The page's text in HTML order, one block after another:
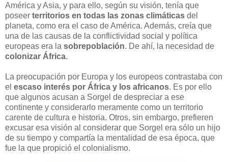
América y Asia, y para ello, según su visión, tenía que
poseer territorios en todas las zonas climáticas del
planeta, como era el caso de América. Además, creía que
una de las causas de la conflictividad social y política
europeas era la sobrepoblación. De ahí, la necesidad de
colonizar África.
La preocupación por Europa y los europeos contrastaba con
el escaso interés por África y los africanos. Es por ello
que algunos acusan a Sorgel de despreciar a ese
continente y considerarlo meramente como un territorio
carente de cultura e historia. Otros, sin embargo, prefieren
excusar esa visión al considerar que Sorgel era sólo un hijo
de su tiempo y compartía la mentalidad de esa época, que
fue la que propició el colonialismo.